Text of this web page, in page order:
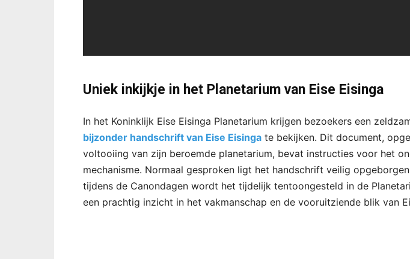
Uniek inkijkje in het Planetarium van Eise Eisinga
In het Koninklijk Eise Eisinga Planetarium krijgen bezoekers een
bijzonder handschrift van Eise Eisinga te bekijken. Dit document,
voltooiing van zijn beroemde planetarium, bevat instructies voor het
mechanisme. Normaal gesproken ligt het handschrift veilig
tijdens de Canondagen wordt het tijdelijk tentoongesteld in de
een prachtig inzicht in het vakmanschap en de vooruitziende blik van